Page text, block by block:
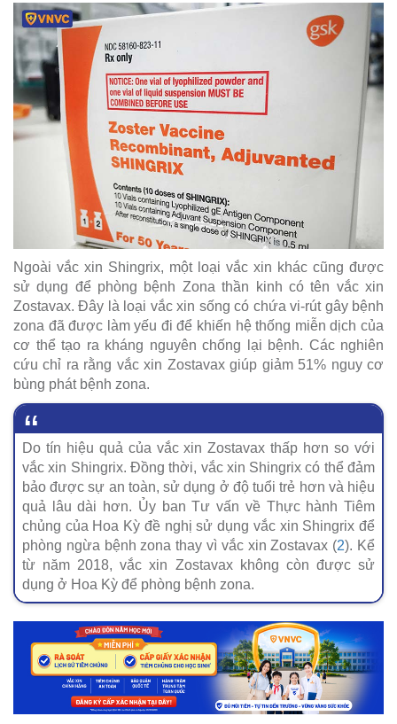
Ngoài vắc xin Shingrix, một loại vắc xin khác cũng được
sử dụng để phòng bệnh Zona thần kinh có tên vắc xin
Zostavax. Đây là loại vắc xin sống có chứa vi-rút gây bệnh
zona đã được làm yếu đi để khiến hệ thống miễn dịch của
cơ thể tạo ra kháng nguyên chống lại bệnh. Các nghiên
cứu chỉ ra rằng vắc xin Zostavax giúp giảm 51% nguy cơ
bùng phát bệnh zona.
Do tín hiệu quả của vắc xin Zostavax thấp hơn so với
vắc xin Shingrix. Đồng thời, vắc xin Shingrix có thể đảm
bảo được sự an toàn, sử dụng ở độ tuổi trẻ hơn và hiệu
quả lâu dài hơn. Ủy ban Tư vấn về Thực hành Tiêm
chủng của Hoa Kỳ đề nghị sử dụng vắc xin Shingrix để
phòng ngừa bệnh zona thay vì vắc xin Zostavax (2). Kể
từ năm 2018, vắc xin Zostavax không còn được sử
dụng ở Hoa Kỳ để phòng bệnh zona.